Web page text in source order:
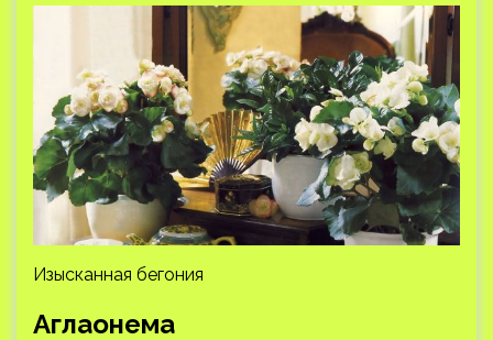
Изысканная бегония
Аглаонема